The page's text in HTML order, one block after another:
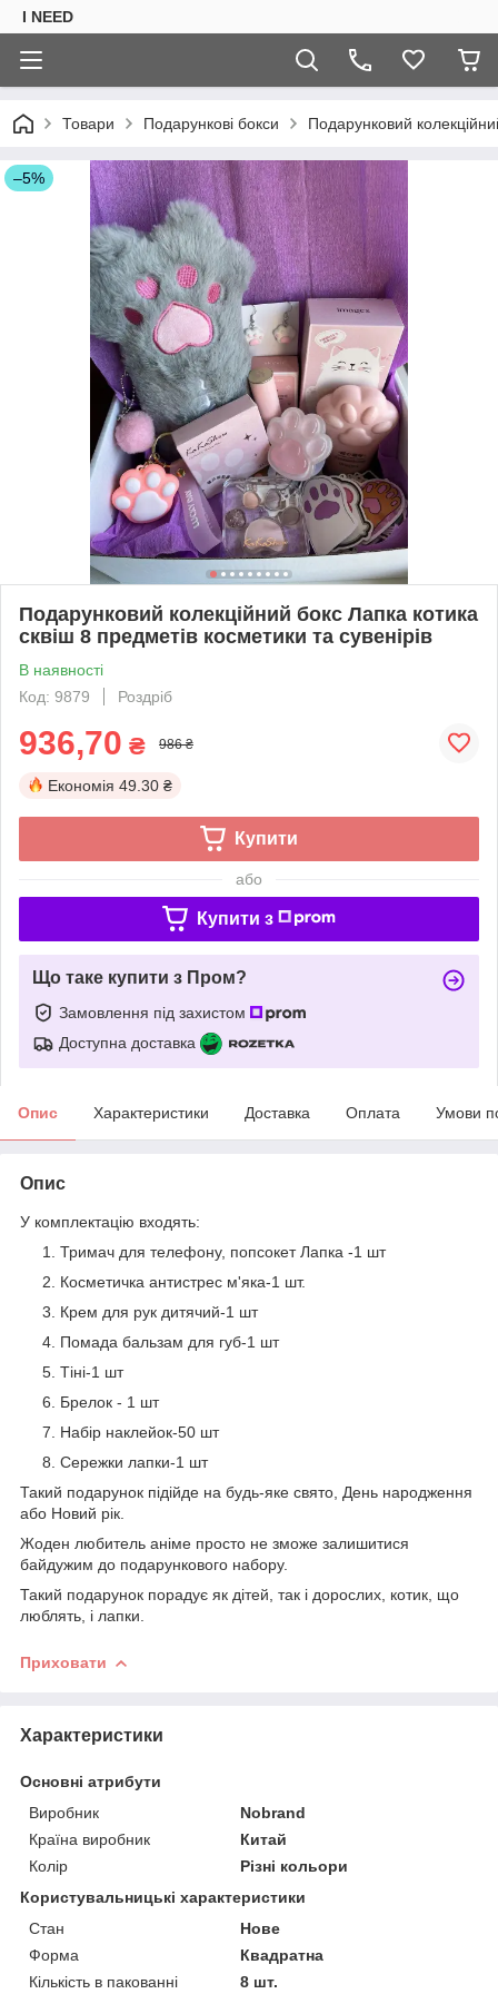
I NEED
Товари Подарункові бокси Подарунковий
–5%
Подарунковий колекційний бокс Лапка котика
сквіш 8 предметів косметики та сувенірів
В наявності
Код: 9879
Роздріб
936,70 ₴ 986 ₴
Економія 49.30 ₴
Купити
або
Купити з
Що таке купити з Пром?
Замовлення під захистом
Доступна доставка
Опис Характеристики Доставка Оплата Умови
Опис
У комплектацію входять:
Тримач для телефону, попсокет Лапка -1 шт
Косметичка антистрес м'яка-1 шт.
Крем для рук дитячий-1 шт
Помада бальзам для губ-1 шт
Тіні-1 шт
Брелок - 1 шт
Набір наклейок-50 шт
Сережки лапки-1 шт
Такий подарунок підійде на будь-яке свято, День народження
або Новий рік.
Жоден любитель аніме просто не зможе залишитися
байдужим до подарункового набору.
Такий подарунок порадує як дітей, так і дорослих, котик, що
люблять, і лапки.
Приховати
Характеристики
Основні атрибути
Виробник
Nobrand
Країна виробник
Китай
Колір
Різні кольори
Користувальницькі характеристики
Стан
Нове
Форма
Квадратна
Кількість в пакованні
8 шт.